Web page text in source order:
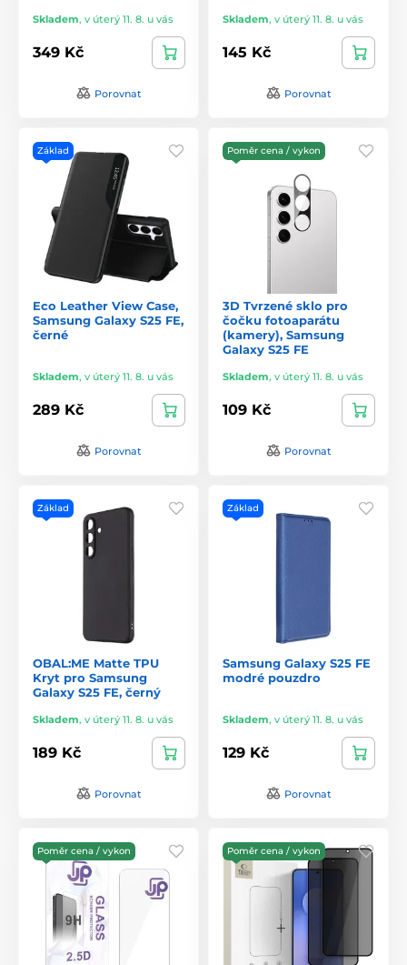
Skladem, v úterý 11. 8. u vás
349 Kč
Porovnat
Skladem, v úterý 11. 8. u vás
145 Kč
Porovnat
Základ
Eco Leather View Case,
Samsung Galaxy S25 FE,
černé
Skladem, v úterý 11. 8. u vás
289 Kč
Porovnat
Poměr cena / vykon
3D Tvrzené sklo pro
čočku fotoaparátu
(kamery), Samsung
Galaxy S25 FE
Skladem, v úterý 11. 8. u vás
109 Kč
Porovnat
Základ
OBAL:ME Matte TPU
Kryt pro Samsung
Galaxy S25 FE, černý
Skladem, v úterý 11. 8. u vás
189 Kč
Porovnat
Základ
Samsung Galaxy S25 FE
modré pouzdro
Skladem, v úterý 11. 8. u vás
129 Kč
Porovnat
Poměr cena / vykon Poměr cena / vykon